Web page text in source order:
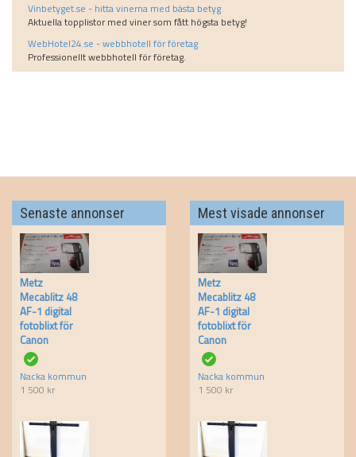
Vinbetyget.se - hitta vinerna med bästa betyg
Aktuella topplistor med viner som fått högsta betyg!
WebHotel24.se - webbhotell för företag
Professionellt webbhotell för företag.
Senaste annonser
Metz
Mecablitz 48
AF-1 digital
fotoblixt för
Canon
Nacka kommun
1 500 kr
Mest visade annonser
Metz
Mecablitz 48
AF-1 digital
fotoblixt för
Canon
Nacka kommun
1 500 kr